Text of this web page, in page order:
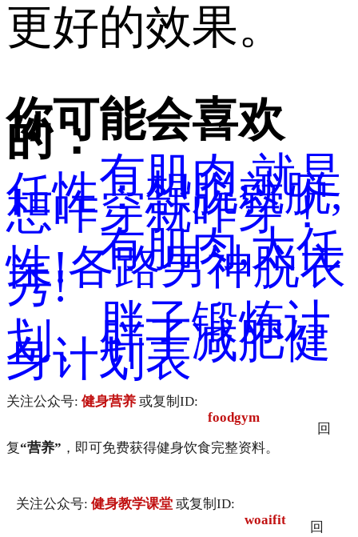
更好的效果。
你可能会喜欢
的：
有肌肉,就是
任性：想脱就脱,
想咋穿就咋穿！
有肌肉,太任
性!各路男神脱衣
秀!
胖子锻炼计
划、胖子减肥健
身计划表
关注公众号: 健身营养 或复制ID:
foodgym
回
复“营养” ，即可免费获得健身饮食完整资料。
关注公众号: 健身教学课堂 或复制ID:
woaifit
回